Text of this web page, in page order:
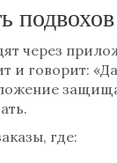
через
и говорит:
где: